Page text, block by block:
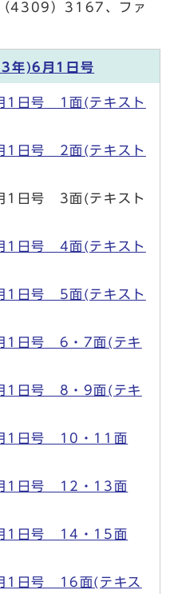
4309）3167、ファ
年)6月1日号
1日号 1面(テキスト
1日号 2面(テキスト
1日号 3面(テキスト
1日号 4面(テキスト
1日号 5面(テキスト
1日号 6・7面(テキ
1日号 8・9面(テキ
1日号 10・11面
1日号 12・13面
1日号 14・15面
1日号 16面(テキス